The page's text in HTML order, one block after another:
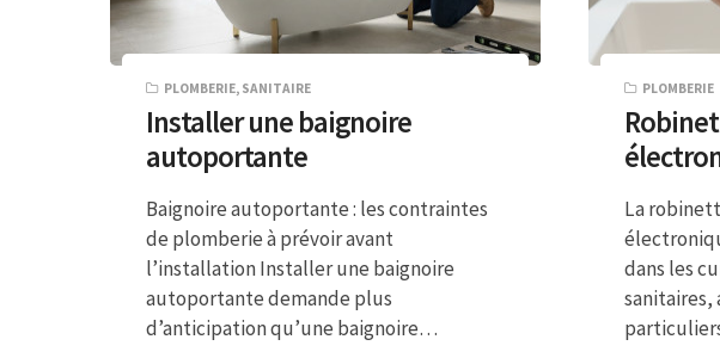
PLOMBERIE, SANITAIRE
Installer une baignoire
autoportante
Baignoire autoportante : les contraintes
de plomberie à prévoir avant
l’installation Installer une baignoire
autoportante demande plus
d’anticipation qu’une baignoire…
PLOMBERIE
La
dans les
sanitaires,